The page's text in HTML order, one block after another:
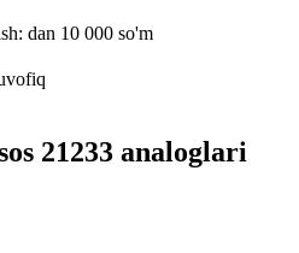
dan 10 000 so'm
21233 analoglari